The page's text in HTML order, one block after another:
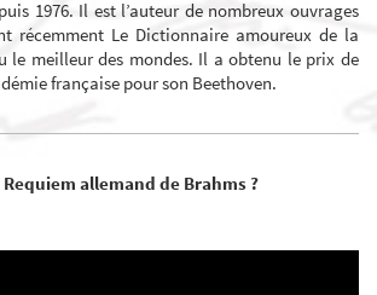
1976. Il est l’auteur de nombreux ouvrages
récemment Le Dictionnaire amoureux de la
le meilleur des mondes. Il a obtenu le prix de
française pour son Beethoven.
allemand de Brahms ?